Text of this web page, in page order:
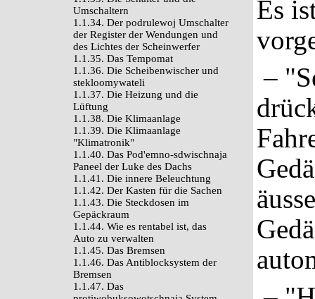
Umschaltern
1.1.34. Der podrulewoj Umschalter
der Register der Wendungen und
des Lichtes der Scheinwerfer
1.1.35. Das Tempomat
1.1.36. Die Scheibenwischer und
stekloomywateli
1.1.37. Die Heizung und die
Lüftung
1.1.38. Die Klimaanlage
1.1.39. Die Klimaanlage
"Klimatronik"
1.1.40. Das Pod'emno-sdwischnaja
Paneel der Luke des Dachs
1.1.41. Die innere Beleuchtung
1.1.42. Der Kasten für die Sachen
1.1.43. Die Steckdosen im
Gepäckraum
1.1.44. Wie es rentabel ist, das
Auto zu verwalten
1.1.45. Das Bremsen
1.1.46. Das Antiblocksystem der
Bremsen
1.1.47. Das
Es
–